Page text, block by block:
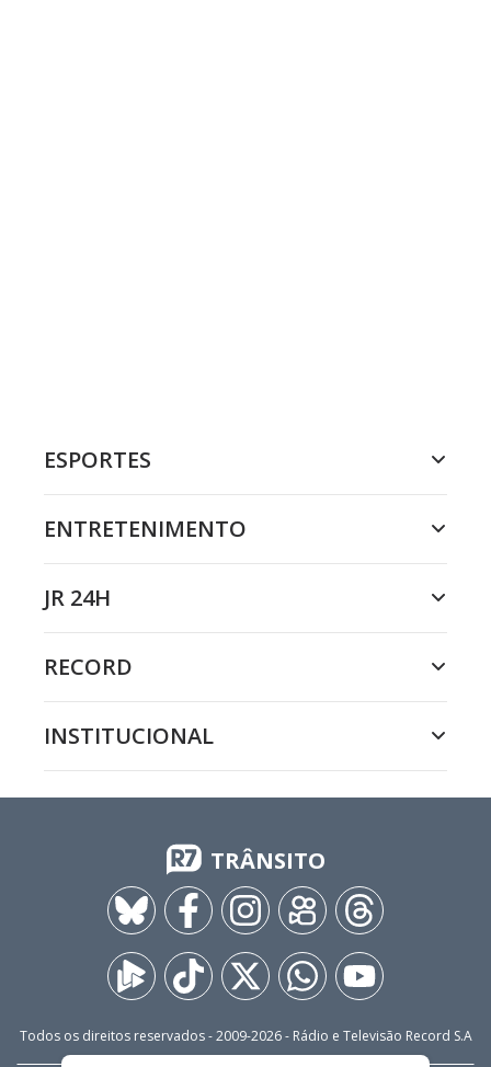
ESPORTES
ENTRETENIMENTO
JR 24H
RECORD
INSTITUCIONAL
TRÂNSITO
Todos os direitos reservados - 2009-2026- Rádio e Televisão Record S.A